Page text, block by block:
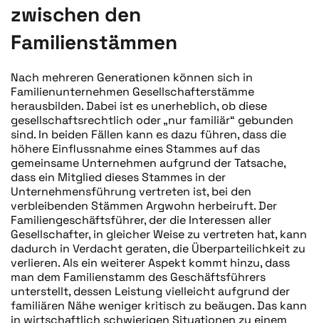
zwischen den
Familienstämmen
Nach mehreren Generationen können sich in
Familienunternehmen Gesellschafterstämme
herausbilden. Dabei ist es unerheblich, ob diese
gesellschaftsrechtlich oder „nur familiär“ gebunden
sind. In beiden Fällen kann es dazu führen, dass die
höhere Einflussnahme eines Stammes auf das
gemeinsame Unternehmen aufgrund der Tatsache,
dass ein Mitglied dieses Stammes in der
Unternehmensführung vertreten ist, bei den
verbleibenden Stämmen Argwohn herbeiruft. Der
Familiengeschäftsführer, der die Interessen aller
Gesellschafter, in gleicher Weise zu vertreten hat, kann
dadurch in Verdacht geraten, die Überparteilichkeit zu
verlieren. Als ein weiterer Aspekt kommt hinzu, dass
man dem Familienstamm des Geschäftsführers
unterstellt, dessen Leistung vielleicht aufgrund der
familiären Nähe weniger kritisch zu beäugen. Das kann
in wirtschaftlich schwierigen Situationen zu einem